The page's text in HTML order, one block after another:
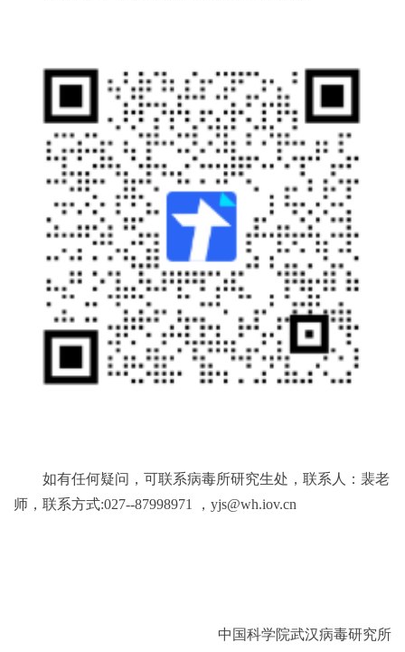
如有任何疑问，可联系病毒所研究生处，联系人：裴老
师，联系方式:027--87998971 ，yjs@wh.iov.cn
中国科学院武汉病毒研究所